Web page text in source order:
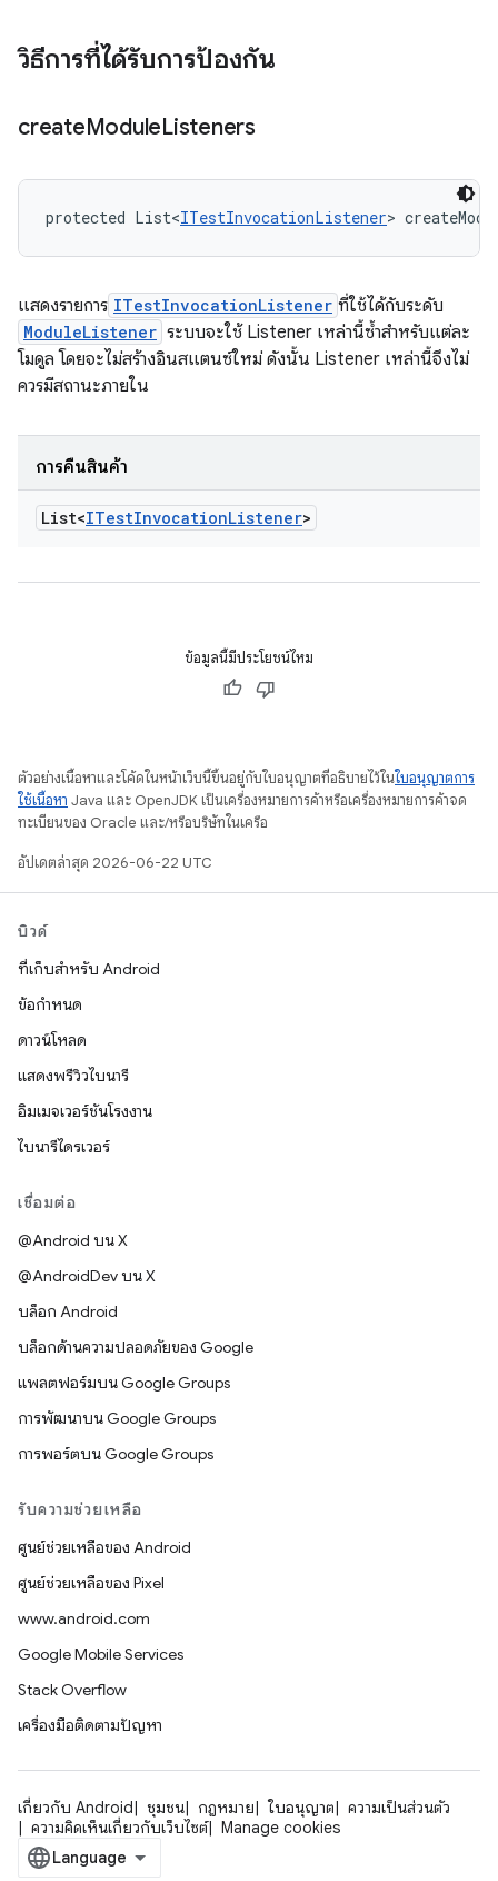
วิธีการที่ได้รับการป้องกัน
createModuleListeners
protected List<ITestInvocationListener>
แสดงรายการ ITestInvocationListener ที่ใช้ได้กับระดับ
ModuleListener ระบบจะใช้ Listener เหล่านี้ซ้ำสำหรับแต่ละ
โมดูล โดยจะไม่สร้างอินสแตนซ์ใหม่ ดังนั้น Listener เหล่านี้จึงไม่
ควรมีสถานะภายใน
การคืนสินค้า
List<ITestInvocationListener>
ข้อมูลนี้มีประโยชน์ไหม
ตัวอย่างเนื้อหาและโค้ดในหน้าเว็บนี้ขึ้นอยู่กับใบอนุญาตที่อธิบายไว้ในใบอนุญาตการ
ใช้เนื้อหา Java และ OpenJDK เป็นเครื่องหมายการค้าหรือเครื่องหมายการค้าจด
ทะเบียนของ Oracle และ/หรือบริษัทในเครือ
อัปเดตล่าสุด 2026-06-22 UTC
บิวด์
ที่เก็บสำหรับ Android
ข้อกำหนด
ดาวน์โหลด
แสดงพรีวิวไบนารี
อิมเมจเวอร์ชันโรงงาน
ไบนารีไดรเวอร์
เชื่อมต่อ
@Android บน X
@AndroidDev บน X
บล็อก Android
บล็อกด้านความปลอดภัยของ Google
แพลตฟอร์มบน Google Groups
การพัฒนาบน Google Groups
การพอร์ตบน Google Groups
รับความช่วยเหลือ
ศูนย์ช่วยเหลือของ Android
ศูนย์ช่วยเหลือของ Pixel
www.android.com
Google Mobile Services
Stack Overflow
เครื่องมือติดตามปัญหา
เกี่ยวกับ Android ชุมชน กฎหมาย ใบอนุญาต
ความเป็นส่วนตัว
ความคิดเห็นเกี่ยวกับเว็บไซต์
Manage cookies